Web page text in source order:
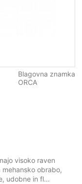
Blagovna znamka
ORCA
visoko raven
obrabo,
udobne in fl...